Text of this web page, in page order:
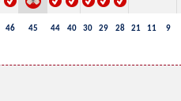
46 45 44 40 30 29 28 21 11 9